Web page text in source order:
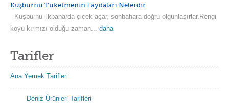
Kuşburnu Tüketmenin Faydaları Nelerdir
Kuşburnu ilkbaharda çiçek açar, sonbahara doğru olgunlaşırlar.Rengi
koyu kırmızı olduğu zaman... daha
Tarifler
Ana Yemek Tarifleri
Deniz Ürünleri Tarifleri